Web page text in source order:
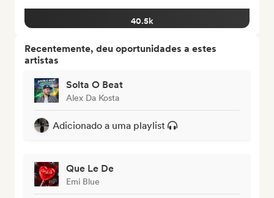
40.5k
Recentemente, deu oportunidades a estes
artistas
Solta O Beat
Alex Da Kosta
Adicionado a uma playlist
Que Le De
Emi Blue